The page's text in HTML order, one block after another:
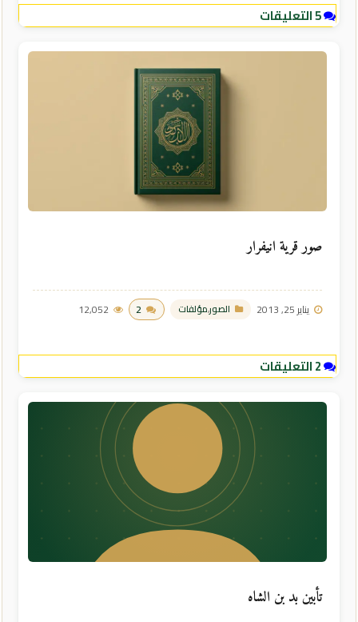
5 التعليقات
صور قرية انيفرار
يناير 25, 2013 الصور,مؤلفات 2
12,052
2 التعليقات
تأبين بد بن الشاه